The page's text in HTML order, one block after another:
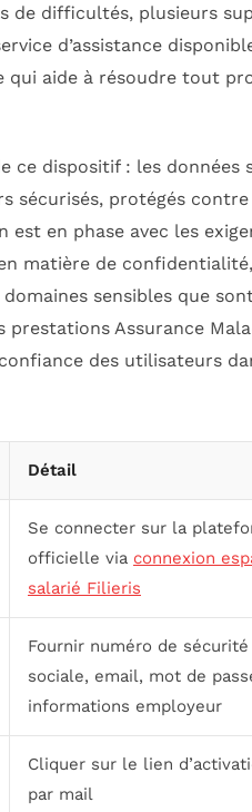
de difficultés, plusieurs
d’assistance
qui aide à résoudre tout
ce dispositif : les données
sécurisés, protégés
en phase avec les
matière de confidentialité,
sensibles que
prestations Assurance
des utilisateurs
Détail
Se connecter sur la
officielle via connexion
salarié Filieris
Fournir numéro de sécurité
sociale, email, mot de
informations employeur
Cliquer sur le lien
par mail